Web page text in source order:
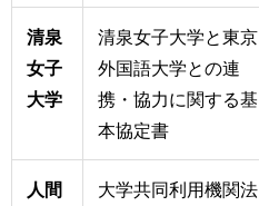
清泉
女子
大学
清泉女子大学と東京
外国語大学との連
携・協力に関する基
本協定書
人間
大学共同利用機関法